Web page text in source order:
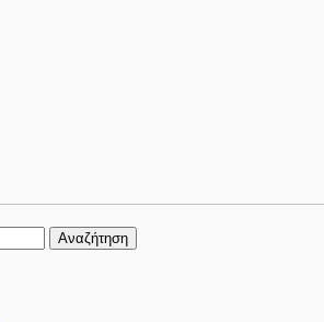
Αναζήτηση